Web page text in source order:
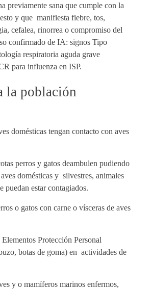
previamente sana que cumple con la
y que manifiesta fiebre, tos,
cefalea, rinorrea o compromiso del
confirmado de IA: signos Tipo
respiratoria aguda grave
para influenza en ISP.
la población
domésticas tengan contacto con aves
perros y gatos deambulen pudiendo
domésticas y silvestres, animales
puedan estar contagiados.
o gatos con carne o vísceras de aves
Protección Personal
botas de goma) en actividades de
y o mamíferos marinos enfermos,